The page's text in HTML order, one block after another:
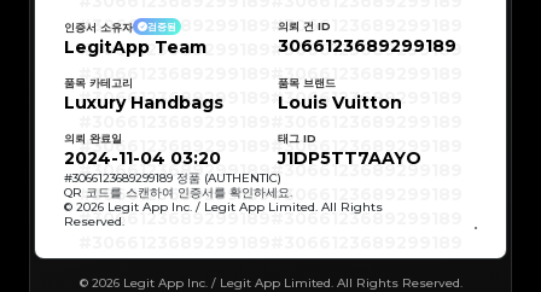
#3066123689299189
#3066123689299189
#3066123689299189
#3066123689299189
#3066123689299189
#3066123689299189
#3066123689299189
#3066123689299189
#3066123689299189
#3066123689299189
#3066123689299189
#3066123689299189
#3066123689299189#3066123689299189
#3066123689299189#3066123689299189
#3066123689299189
#3066123689299189#3066123689299189
#3066123689299189
#3066123689299189
#3066123689299189
#3066123689299189
#3066123689299189
#3066123689299189
#3066123689299189
#3066123689299189
#3066123689299189
#3066123689299189
#3066123689299189#3066123689299189
#3066123689299189#3066123689299189
#3066123689299189#3066123689299189
#3066123689299189#3066123689299189
인증서 소유자 검증됨
LegitApp Team
의뢰 건 ID
3066123689299189
품목 카테고리
Luxury Handbags
품목 브랜드
Louis Vuitton
의뢰 완료일
2024-11-04 03:20
태그 ID
J1DP5TT7AAYO
#3066123689299189 정품 (AUTHENTIC)
QR 코드를 스캔하여 인증서를 확인하세요.
© 2026 Legit App Inc. / Legit App Limited. All Rights
Reserved.
© 2026 Legit App Inc. / Legit App Limited. All Rights Reserved.